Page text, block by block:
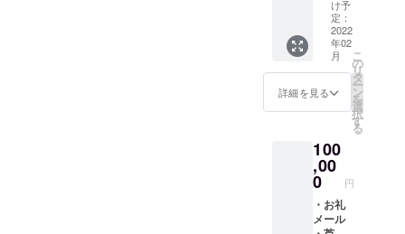
交通
費、滞
在費等
は自己
負担で
お願い
いたし
6月～ ※
見学場
所：滋
賀県草
津市芦
浦町
363ｰ
希望日
等詳細
は当方
よりご
連絡い
たしま
トカー
ド５枚
※デザイ
ンの変
更はあ
りま
す。当
さい。
・修理
中特別
見学会
招待（2
名、回
（※ご支
援時
に、必
ず備考
欄に記
載する
ご希望
入して
くださ
い。記
載不要
の場合
は”記載
け予
定：
2022
年02
月
詳細を見る
こ
の
リ
タ
ー
ン
を
選
択
す
る
100
,00
0 円
・お礼
メール